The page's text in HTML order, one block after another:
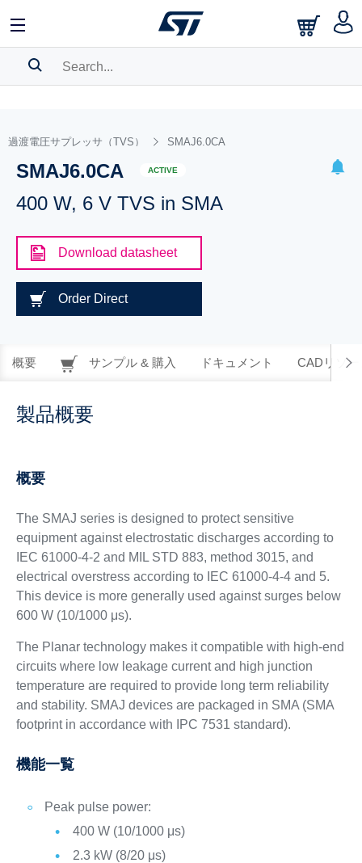
BOOKMARK
Please log into show your saved searches.
過渡電圧サプレッサ（TVS） SMAJ6.0CA
SMAJ6.0CA ACTIVE
400 W, 6 V TVS in SMA
Download datasheet
Order Direct
概要 サンプル & 購入 ドキュメント CADリソー
製品概要
概要
The SMAJ series is designed to protect sensitive
equipment against electrostatic discharges according to
IEC 61000-4-2 and MIL STD 883, method 3015, and
electrical overstress according to IEC 61000-4-4 and 5.
This device is more generally used against surges below
600 W (10/1000 μs).
The Planar technology makes it compatible with high-end
circuits where low leakage current and high junction
temperature are required to provide long term reliability
and stability. SMAJ devices are packaged in SMA (SMA
footprint in accordance with IPC 7531 standard).
機能一覧
Peak pulse power:
400 W (10/1000 μs)
2.3 kW (8/20 μs)